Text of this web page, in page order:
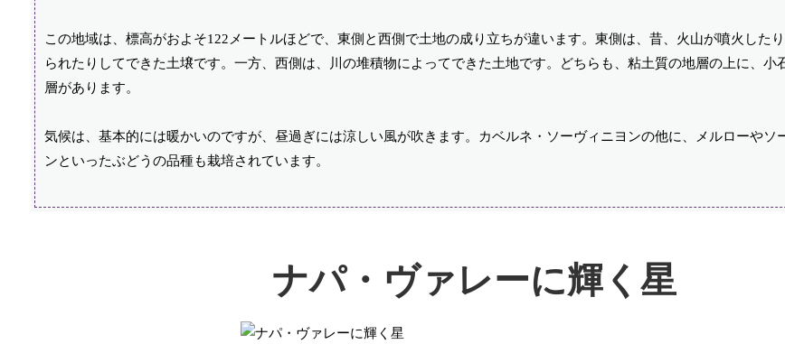
この地域は、標高がおよそ122メートルほどで、東側と西側で土地の成り立ちが違います。東側は、昔、火山が噴火した
られたりしてできた土壌です。一方、西側は、川の堆積物によってできた土地です。どちらも、粘土質の地層の上に、小
層があります。
気候は、基本的には暖かいのですが、昼過ぎには涼しい風が吹きます。カベルネ・ソーヴィニヨンの他に、メルローやソ
ンといったぶどうの品種も栽培されています。
ナパ・ヴァレーに輝く星